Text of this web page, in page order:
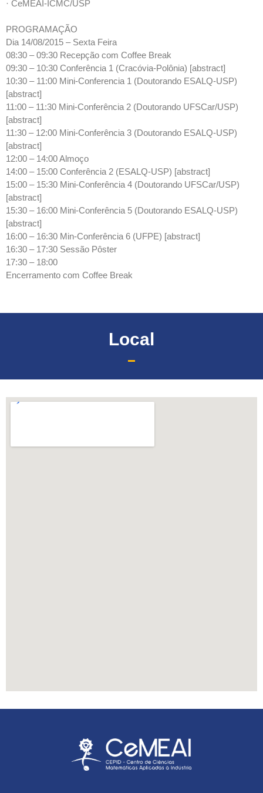
· CeMEAI-ICMC/USP
PROGRAMAÇÃO
Dia 14/08/2015 – Sexta Feira
08:30 – 09:30 Recepção com Coffee Break
09:30 – 10:30 Conferência 1 (Cracóvia-Polônia) [abstract]
10:30 – 11:00 Mini-Conferencia 1 (Doutorando ESALQ-USP)
[abstract]
11:00 – 11:30 Mini-Conferência 2 (Doutorando UFSCar/USP)
[abstract]
11:30 – 12:00 Mini-Conferência 3 (Doutorando ESALQ-USP)
[abstract]
12:00 – 14:00 Almoço
14:00 – 15:00 Conferência 2 (ESALQ-USP) [abstract]
15:00 – 15:30 Mini-Conferência 4 (Doutorando UFSCar/USP)
[abstract]
15:30 – 16:00 Mini-Conferência 5 (Doutorando ESALQ-USP)
[abstract]
16:00 – 16:30 Min-Conferência 6 (UFPE) [abstract]
16:30 – 17:30 Sessão Pôster
17:30 – 18:00
Encerramento com Coffee Break
Local